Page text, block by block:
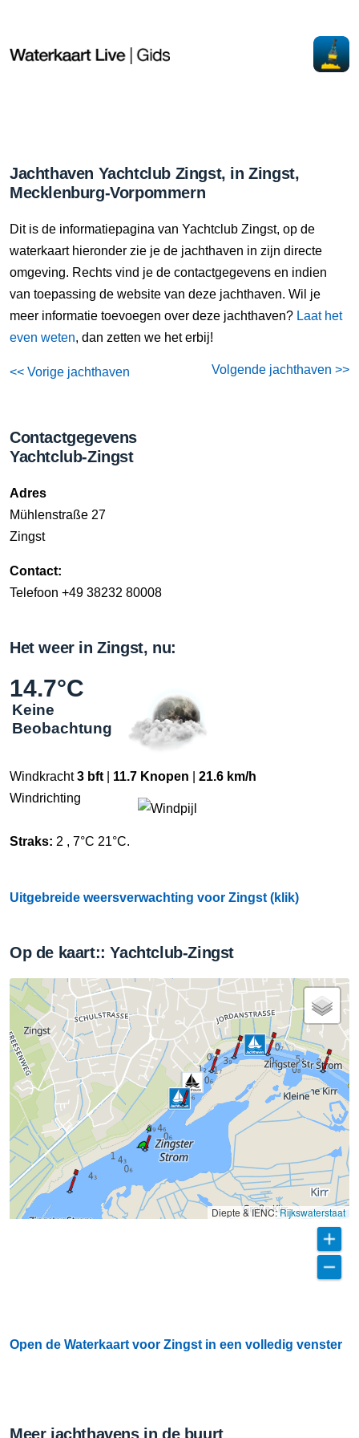
Jachthaven Yachtclub Zingst, in Zingst,
Mecklenburg-Vorpommern
Dit is de informatiepagina van Yachtclub Zingst, op de
waterkaart hieronder zie je de jachthaven in zijn directe
omgeving. Rechts vind je de contactgegevens en indien
van toepassing de website van deze jachthaven. Wil je
meer informatie toevoegen over deze jachthaven? Laat het
even weten, dan zetten we het erbij!
<< Vorige jachthaven Volgende jachthaven >>
Contactgegevens
Yachtclub-Zingst
Adres
Mühlenstraße 27
Zingst
Contact:
Telefoon +49 38232 80008
Het weer in Zingst, nu:
14.7°C
Keine
Beobachtung
Windkracht3 bft 11.7 Knopen
21.6 km/h
Windrichting
Straks: 2 , 7°C 21°C.
Uitgebreide weersverwachting voor Zingst (klik)
Op de kaart:: Yachtclub-Zingst
Diepte & IENC:Rijkswaterstaat
Open de Waterkaart voor Zingst in een volledig venster
Meer jachthavens in de buurt